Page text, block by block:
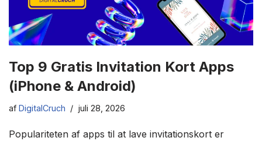
Top 9 Gratis Invitation Kort Apps
(iPhone & Android)
af DigitalCruch juli 28, 2026
Populariteten af apps til at lave invitationskort er